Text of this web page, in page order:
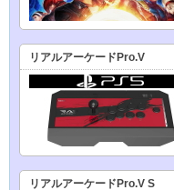
リアルアーケードPro.V
リアルアーケードPro.V S